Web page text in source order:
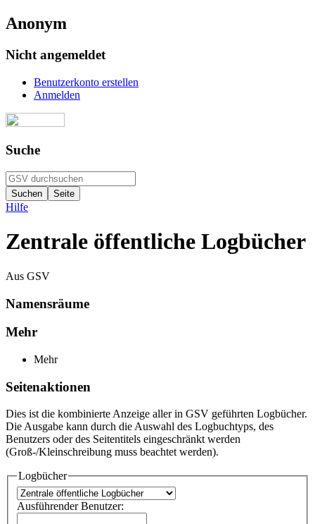
Anonym
Nicht angemeldet
Benutzerkonto erstellen
Anmelden
Suche
Hilfe
Zentrale öffentliche Logbücher
Aus GSV
Namensräume
Mehr
Mehr
Seitenaktionen
Dies ist die kombinierte Anzeige aller in GSV geführten Logbücher.
Die Ausgabe kann durch die Auswahl des Logbuchtyps, des
Benutzers oder des Seitentitels eingeschränkt werden
(Groß-/Kleinschreibung muss beachtet werden).
Logbücher
Ausführender Benutzer: